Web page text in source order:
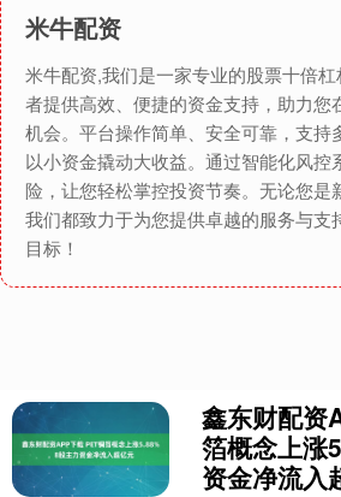
米牛配资
米牛配资,我们是一家专业的股票十倍
者提供高效、便捷的资金支持，助力您
机会。平台操作简单、安全可靠，支持
以小资金撬动大收益。通过智能化风控
险，让您轻松掌控投资节奏。无论您是
我们都致力于为您提供卓越的服务与支
目标！
鑫东财配资
箔概念上涨
资金净流入